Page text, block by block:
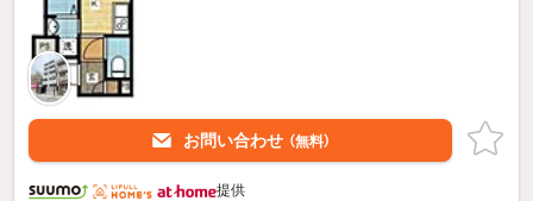
お問い合わせ （無料）
提供